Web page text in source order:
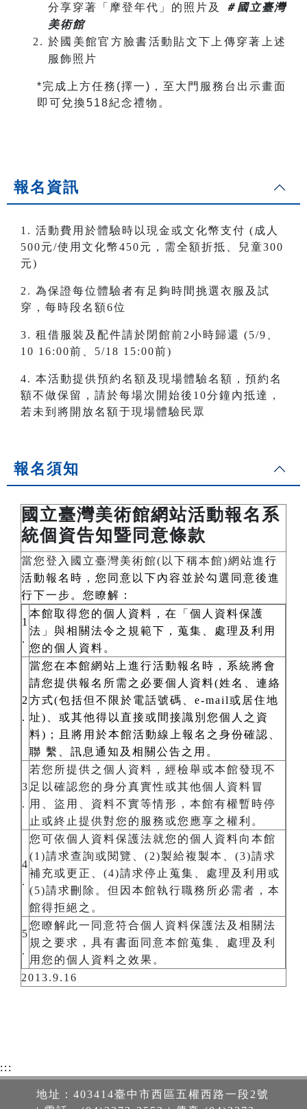
分享穿著「摩登年代」的照片及
＃國立臺灣
美術館
於國美館官方臉書活動貼文下上傳穿著上述
服飾照片
*完成上方任務(擇一)，至大門服務台出示畫面
即可兌換518紀念禮物。
報名資訊
1. 活動費用於體驗時以現金或文化幣支付 (成人
500元/使用文化幣450元，需全額折抵、兒童300
元)
2. 為保證每位體驗者有足夠時間挑選衣服及試
穿，每時段名額6位
3. 租借服裝及配件請於閉館前2小時歸還 (5/9、
10 16:00前、5/18 15:00前)
4. 本活動提供預約名額及現場體驗名額，預約名
額不做保留，請於每場次開始後10分鐘內抵達，
若未到將開放名額于現場體驗民眾
報名須知
國立臺灣美術館網站活動報名系
統個資告知暨同意條款
當您登入國立臺灣美術館(以下稱本館)網站進行
活動報名時，您同意以下內容並於勾選同意後進
行下一步。您瞭解：
1
.
本館取得您的個人資料，在「個人資料保護
法」與相關法令之規範下，蒐集、處理及利用
您的個人資料。
2
.
當您在本館網站上進行活動報名時，系統將會
請您提供報名所需之必要個人資料(姓名、連絡
方式(包括但不限於電話號碼、e-mail或居住地
址)、或其他得以直接或間接識別您個人之資
料)；且將用於本館活動線上報名之身份確認、
聯 繫、訊息通知及相關公告之用。
3
.
若您所提供之個人資料，經檢舉或本館發現不
足以確認您的身分真實性或其他個人資料冒
用、盜用、資料不實等情形，本館有權暫時停
止或終止提供對您的服務或您應享之權利。
4
.
您可依個人資料保護法就您的個人資料向本館
(1)請求查詢或閱覽、(2)製給複製本、(3)請求
補充或更正、(4)請求停止蒐集、處理及利用或
(5)請求刪除。但因本館執行職務所必需者，本
館得拒絕之。
5
.
您瞭解此一同意符合個人資料保護法及相關法
規之要求，具有書面同意本館蒐集、處理及利
用您的個人資料之效果。
2013.9.16
:::
地址：403414臺中市西區五權西路一段2號